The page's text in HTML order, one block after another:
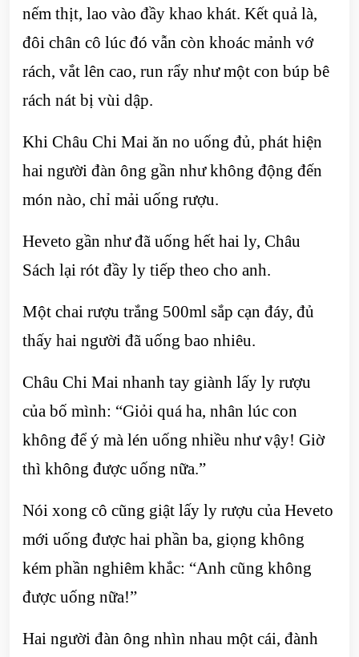
nếm thịt, lao vào đầy khao khát. Kết quả là,
đôi chân cô lúc đó vẫn còn khoác mảnh vớ
rách, vắt lên cao, run rẩy như một con búp bê
rách nát bị vùi dập.
Khi Châu Chi Mai ăn no uống đủ, phát hiện
hai người đàn ông gần như không động đến
món nào, chỉ mải uống rượu.
Heveto gần như đã uống hết hai ly, Châu
Sách lại rót đầy ly tiếp theo cho anh.
Một chai rượu trắng 500ml sắp cạn đáy, đủ
thấy hai người đã uống bao nhiêu.
Châu Chi Mai nhanh tay giành lấy ly rượu
của bố mình: “Giỏi quá ha, nhân lúc con
không để ý mà lén uống nhiều như vậy! Giờ
thì không được uống nữa.”
Nói xong cô cũng giật lấy ly rượu của Heveto
mới uống được hai phần ba, giọng không
kém phần nghiêm khắc: “Anh cũng không
được uống nữa!”
Hai người đàn ông nhìn nhau một cái, đành